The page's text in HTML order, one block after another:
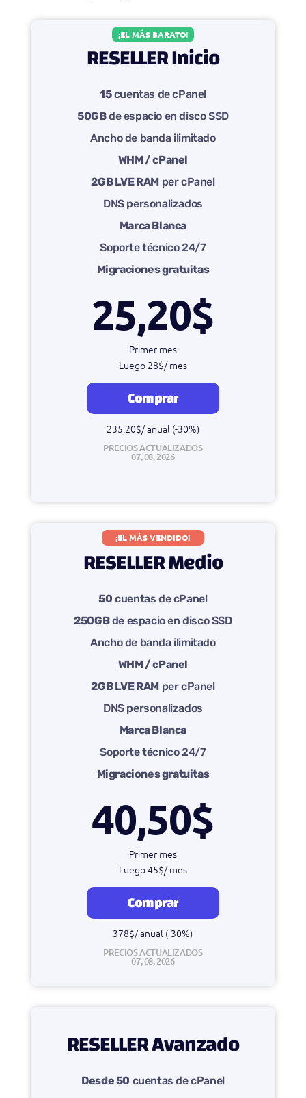
¡EL MÁS BARATO!
RESELLER Inicio
15cuentas de cPanel
50GBde espacio en disco SSD
Ancho de banda ilimitado
WHM / cPanel
2GB LVE RAM per cPanel
DNS personalizados
Marca Blanca
Soporte técnico 24/7
Migraciones gratuitas
25,20$
Primer mes
Luego 28$/ mes
Comprar
235,20$/ anual (-30%)
PRECIOS ACTUALIZADOS
07, 08, 2026
¡EL MÁS VENDIDO!
RESELLER Medio
50 cuentas de cPanel
250GBde espacio en disco SSD
Ancho de banda ilimitado
WHM / cPanel
2GB LVE RAM per cPanel
DNS personalizados
Marca Blanca
Soporte técnico 24/7
Migraciones gratuitas
40,50$
Primer mes
Luego 45$/ mes
Comprar
378$/ anual (-30%)
PRECIOS ACTUALIZADOS
07, 08, 2026
RESELLER Avanzado
Desde 50 cuentas de cPanel